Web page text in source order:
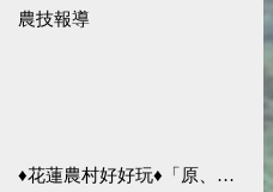
農技報導
♦花蓮農村好好玩♦「原、生、慢、活」四條遊程推薦